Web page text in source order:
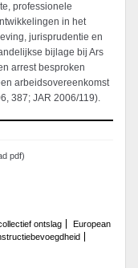
professionele
in het
jurisprudentie en
bijlage bij Ars
arrest besproken
arbeidsovereenkomst
387; JAR 2006/119).
pdf)
ontslag
European